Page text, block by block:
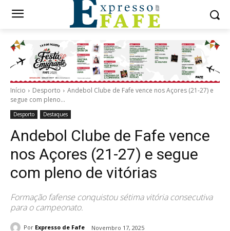
Início Desporto
Andebol Clube de Fafe vence nos Açores (21-27) e
segue com pleno...
Desporto Destaques
Andebol Clube de Fafe vence
nos Açores (21-27) e segue
com pleno de vitórias
Formação fafense conquistou sétima vitória consecutiva
para o campeonato.
Por Expresso de Fafe Novembro 17, 2025